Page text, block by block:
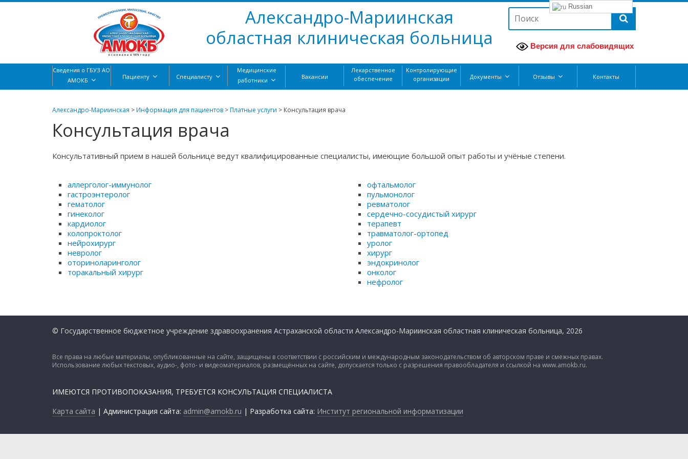
Александро-Мариинская
областная клиническая больница
Версия для слабовидящих
Сведения о ГБУЗ АО
АМОКБ
Пациенту Специалисту
Медицинские
работники
Вакансии
Лекарственное
обеспечение
Контролирующие
организации
Документы Отзывы Контакты
Александро-Мариинская >Информация для пациентов >Платные услуги > Консультация врача
Консультация врача
Консультативный прием в нашей больнице ведут квалифицированные специалисты, имеющие большой опыт работы и учёные степени.
аллерголог-иммунолог
гастроэнтеролог
гематолог
гинеколог
кардиолог
колопроктолог
нейрохирург
невролог
оториноларинголог
торакальный хирург
офтальмолог
пульмонолог
ревматолог
сердечно-сосудистый хирург
терапевт
травматолог-ортопед
уролог
хирург
эндокринолог
онколог
нефролог
© Государственное бюджетное учреждение здравоохранения Астраханской области Александро-Мариинская областная клиническая больница, 2026
Все права на любые материалы, опубликованные на сайте, защищены в соответствии с российским и международным законодательством об авторском праве и смежных правах.
Использование любых текстовых, аудио-, фото- и видеоматериалов, размещённых на сайте, допускается только с разрешения правообладателя и ссылкой на www.amokb.ru.
ИМЕЮТСЯ ПРОТИВОПОКАЗАНИЯ, ТРЕБУЕТСЯ КОНСУЛЬТАЦИЯ СПЕЦИАЛИСТА
Карта сайта | Администрация сайта: admin@amokb.ru | Разработка сайта: Институт региональной информатизации
Russian